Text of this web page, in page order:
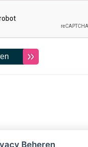
Beheren